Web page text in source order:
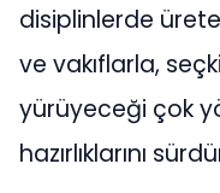
disiplinlerde
ve vakıflarla,
yürüyeceği çok
hazırlıklarını